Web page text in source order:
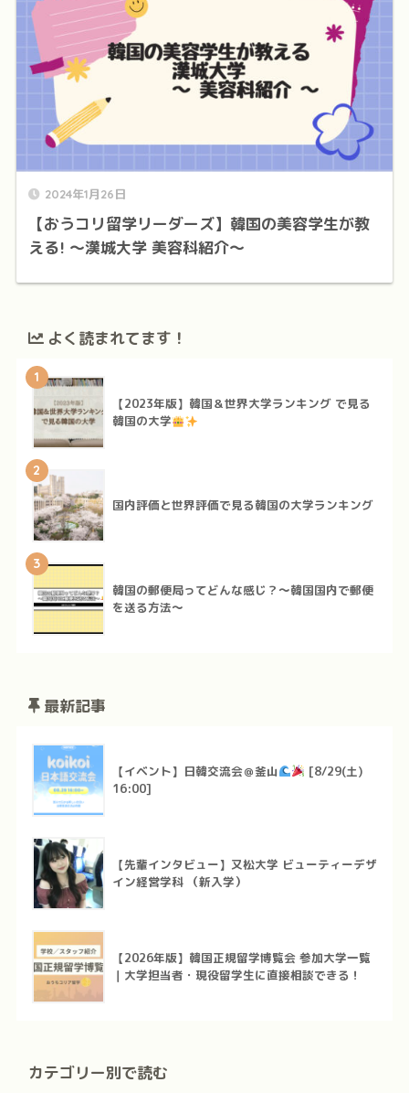
2024年1月26日
【おうコリ留学リーダーズ】韓国の美容学生が教
える! ～漢城大学 美容科紹介～
よく読まれてます！
1
【2023年版】韓国＆世界大学ランキング で見る
韓国の大学
2
国内評価と世界評価で見る韓国の大学ランキング
3
韓国の郵便局ってどんな感じ？～韓国国内で郵便
を送る方法～
最新記事
【イベント】日韓交流会＠釜山
[8/29(土)
16:00]
【先輩インタビュー】又松大学 ビューティーデザ
イン経営学科 （新入学）
【2026年版】韓国正規留学博覧会 参加大学一覧
｜大学担当者・現役留学生に直接相談できる！
カテゴリー別で読む